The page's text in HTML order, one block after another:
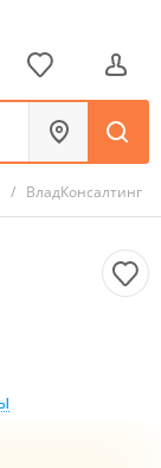
/ ВладКонсалтинг